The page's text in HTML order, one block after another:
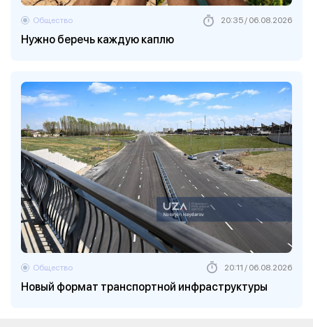
Нужно беречь каждую каплю
Общество 20:35 / 06.08.2026
Новый формат транспортной инфраструктуры
Общество 20:11 / 06.08.2026